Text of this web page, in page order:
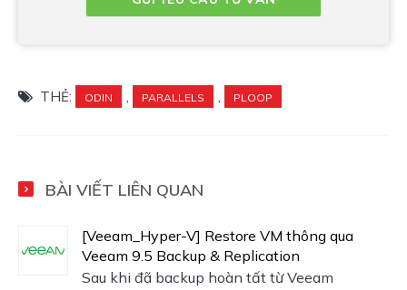
THẺ: ODIN PARALLELS PLOOP
BÀI VIẾT LIÊN QUAN
[Veeam_Hyper-V] Restore VM thông qua
Veeam 9.5 Backup & Replication
Sau khi đã backup hoàn tất từ Veeam